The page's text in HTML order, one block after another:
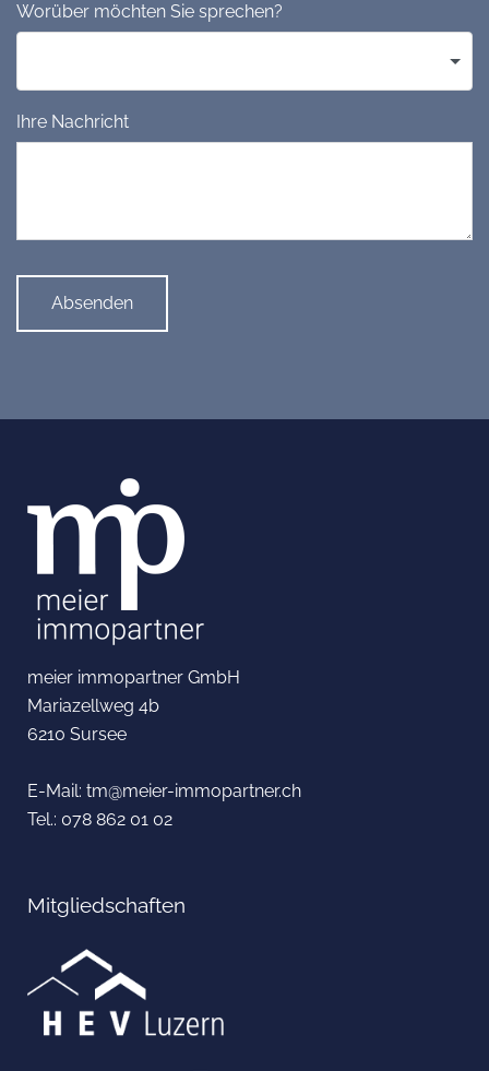
Worüber möchten Sie sprechen?
Ihre Nachricht
Absenden
meier immopartner GmbH
Mariazellweg 4b
6210 Sursee
E-Mail: tm@meier-immopartner.ch
Tel.: 078 862 01 02
Mitgliedschaften